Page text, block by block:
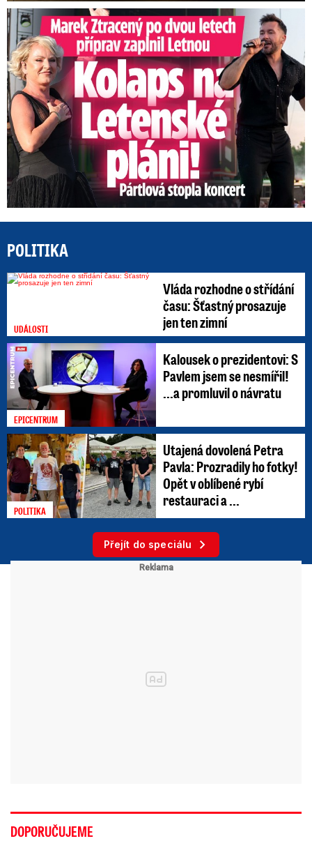
Marek Ztracený na Letné: Pártlová stopla koncert
POLITIKA
UDÁLOSTI
Vláda rozhodne o střídání
času: Šťastný prosazuje
jen ten zimní
EPICENTRUM
Kalousek o prezidentovi: S
Pavlem jsem se nesmířil!
...a promluvil o návratu
POLITIKA
Utajená dovolená Petra
Pavla: Prozradily ho fotky!
Opět v oblíbené rybí
restauraci a ...
Přejít do speciálu
DOPORUČUJEME